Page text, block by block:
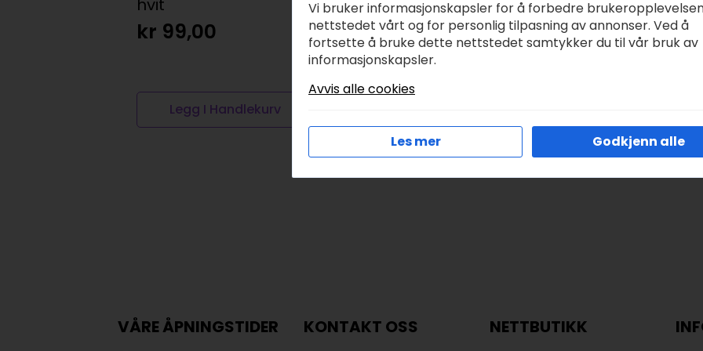
hvit
kr 99,00
Legg I Handlekurv
brun
kr99,00
Chenillegarn 100m –
854 Dino
kr89,00
VÅRE ÅPNINGSTIDER KONTAKT OSS NETTBUTIKK
Vi bruker informasjonskapsler for å forbedre
nettstedet vårt og for personlig tilpasning av annonser. Ved å
fortsette å bruke dette nettstedet samtykker du til vår bruk av
informasjonskapsler.
Avvis alle cookies
Les mer Godkjenn alle